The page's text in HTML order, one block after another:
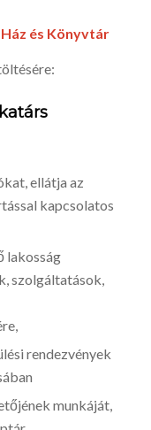
és Könyvtár
ellátja az
kapcsolatos
lakosság
szolgáltatások,
rendezvények
munkáját,